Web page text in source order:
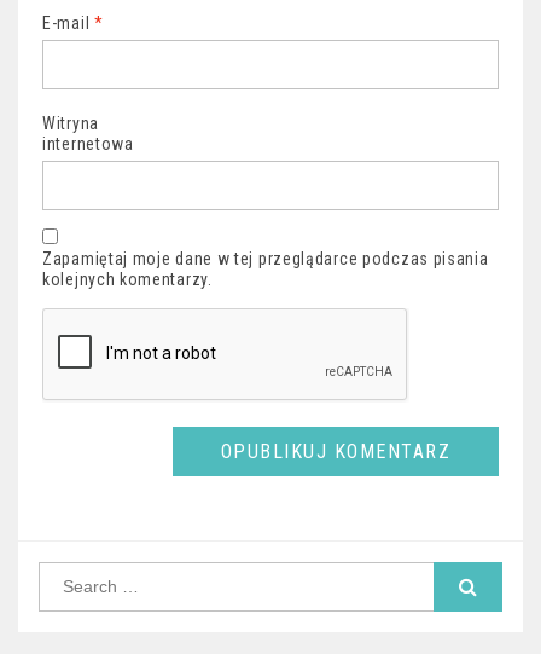
E-mail *
Witryna
internetowa
Zapamiętaj moje dane w tej przeglądarce podczas pisania
kolejnych komentarzy.